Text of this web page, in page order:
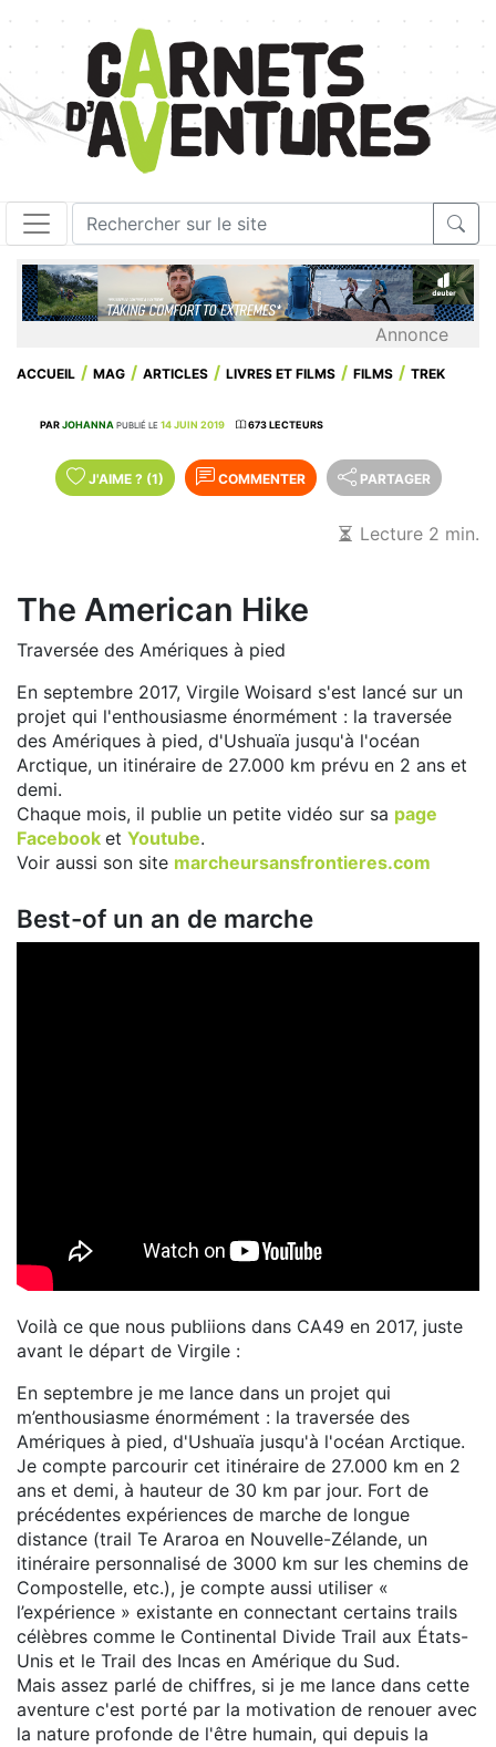
Annonce
ACCUEIL MAG ARTICLES LIVRES ET FILMS FILMS TREK
PARJOHANNA PUBLIÉ LE 14 JUIN 2019 673 LECTEURS
J'AIME ? (1) COMMENTER PARTAGER
Lecture 2 min.
The American Hike
Traversée des Amériques à pied
En septembre 2017, Virgile Woisard s'est lancé sur un
projet qui l'enthousiasme énormément : la traversée
des Amériques à pied, d'Ushuaïa jusqu'à l'océan
Arctique, un itinéraire de 27.000 km prévu en 2 ans et
demi.
Chaque mois, il publie un petite vidéo sur sa page
Facebook et Youtube.
Voir aussi son site marcheursansfrontieres.com
Best-of un an de marche
Voilà ce que nous publiions dans CA49 en 2017, juste
avant le départ de Virgile :
En septembre je me lance dans un projet qui
m’enthousiasme énormément : la traversée des
Amériques à pied, d'Ushuaïa jusqu'à l'océan Arctique.
Je compte parcourir cet itinéraire de 27.000 km en 2
ans et demi, à hauteur de 30 km par jour. Fort de
précédentes expériences de marche de longue
distance (trail Te Araroa en Nouvelle-Zélande, un
itinéraire personnalisé de 3000 km sur les chemins de
Compostelle, etc.), je compte aussi utiliser «
l’expérience » existante en connectant certains trails
célèbres comme le Continental Divide Trail aux États-
Unis et le Trail des Incas en Amérique du Sud.
Mais assez parlé de chiffres, si je me lance dans cette
aventure c'est porté par la motivation de renouer avec
la nature profonde de l'être humain, qui depuis la